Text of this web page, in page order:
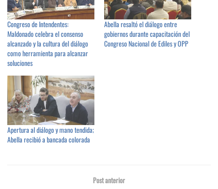
Congreso de Intendentes:
Maldonado celebra el consenso
alcanzado y la cultura del diálogo
como herramienta para alcanzar
soluciones
Abella resaltó el diálogo entre
gobiernos durante capacitación del
Congreso Nacional de Ediles y OPP
Apertura al diálogo y mano tendida;
Abella recibió a bancada colorada
Post anterior